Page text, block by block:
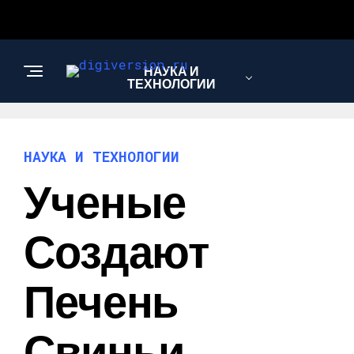
НАУКА И
ТЕХНОЛОГИИ
НАУКА И ТЕХНОЛОГИИ
Ученые
Создают
Печень